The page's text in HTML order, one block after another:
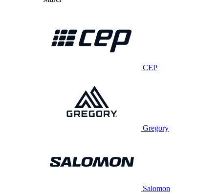
CEP
Gregory
Salomon